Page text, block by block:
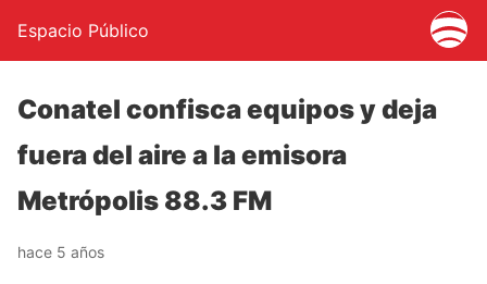
Espacio Público
Conatel confisca equipos y deja
fuera del aire a la emisora
Metrópolis 88.3 FM
hace 5 años